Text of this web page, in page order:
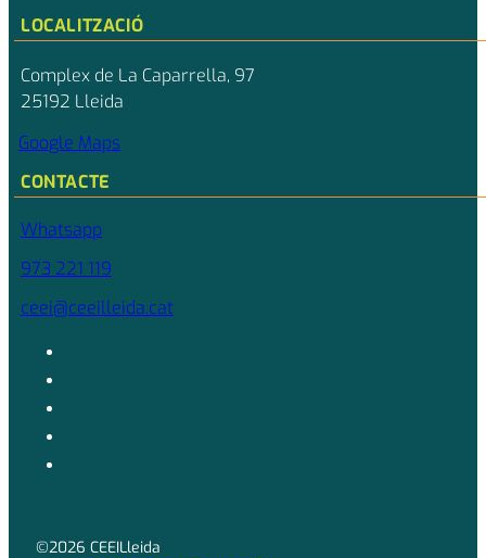
LOCALITZACIÓ
Complex de La Caparrella, 97
25192 Lleida
Google Maps
CONTACTE
Whatsapp
973 221 119
ceei@ceeilleida.cat
©2026 CEEILleida